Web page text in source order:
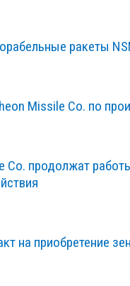
ракеты
Missile Co. по
Co. продолжат
на приобретение